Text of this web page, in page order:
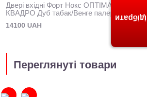
Двері вхідні Форт Нокс ОПТІМА (МДФ/
КВАДРО Дуб табак/Венге палермо
14100 UAH
Переглянуті товари